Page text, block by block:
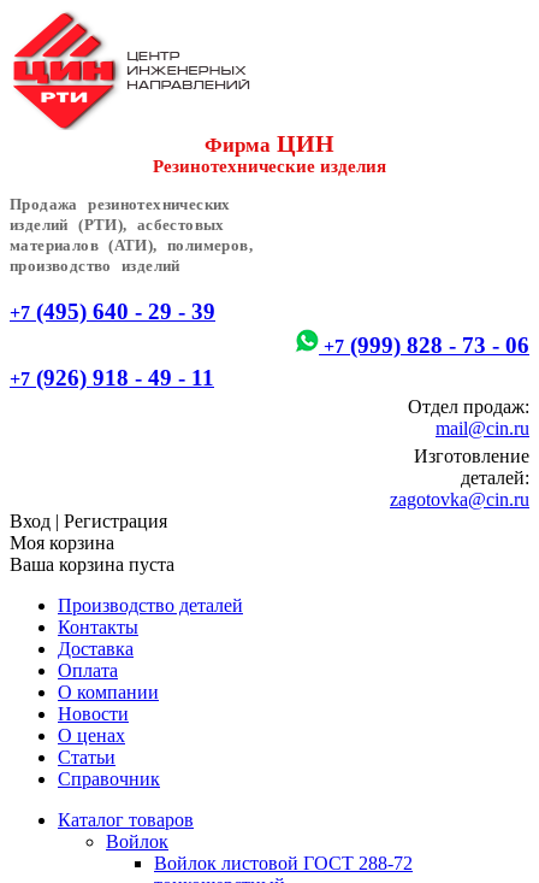
Фирма ЦИН
Резинотехнические изделия
Продажа резинотехнических
изделий (РТИ), асбестовых
материалов (АТИ), полимеров,
производство изделий
+7 (495) 640 - 29 - 39
+7 (999) 828 - 73 - 06
+7 (926) 918 - 49 - 11
Отдел продаж:
mail@cin.ru
Изготовление
деталей:
zagotovka@cin.ru
Вход | Регистрация
Моя корзина
Ваша корзина пуста
Производство деталей
Контакты
Доставка
Оплата
О компании
Новости
О ценах
Статьи
Справочник
Каталог товаров
Войлок
Войлок листовой ГОСТ 288-72